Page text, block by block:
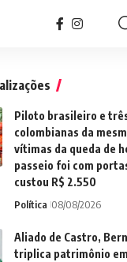
Piloto brasileiro e
colombianas da
vítimas da queda de
passeio foi com
custou R$ 2.550
Política 08/08/2026
Aliado de Castro,
triplica patrimônio em